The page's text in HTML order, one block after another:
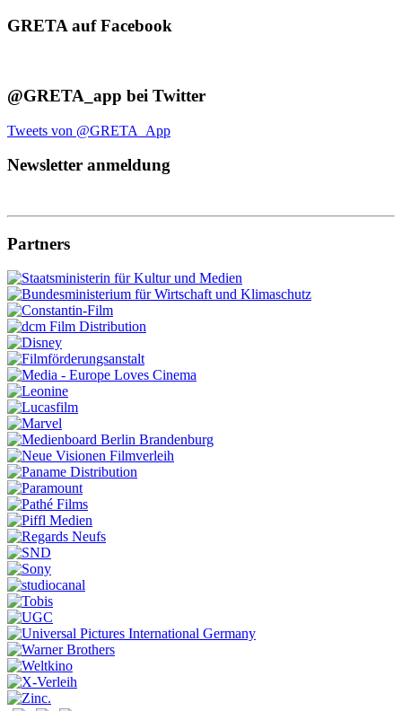
GRETA auf Facebook
@GRETA_app bei Twitter
Tweets von @GRETA_App
Newsletter anmeldung
Partners